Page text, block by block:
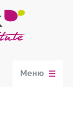
Меню